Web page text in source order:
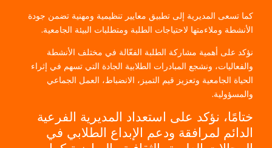
كما تسعى المديرية إلى تطبيق معايير تنظيمية ومهنية تضمن جودة
الأنشطة وملاءمتها لاحتياجات الطلبة ومتطلبات البيئة الجامعية.
نؤكد على أهمية مشاركة الطلبة الفعّالة في مختلف الأنشطة
والفعاليات، ونشجع المبادرات الطلابية الجادة التي تسهم في إثراء
الحياة الجامعية وتعزيز قيم التميز، الانضباط، العمل الجماعي
والمسؤولية.
ختامًا، نؤكد على استعداد المديرية الفرعية
الدائم لمرافقة ودعم الإبداع الطلابي في